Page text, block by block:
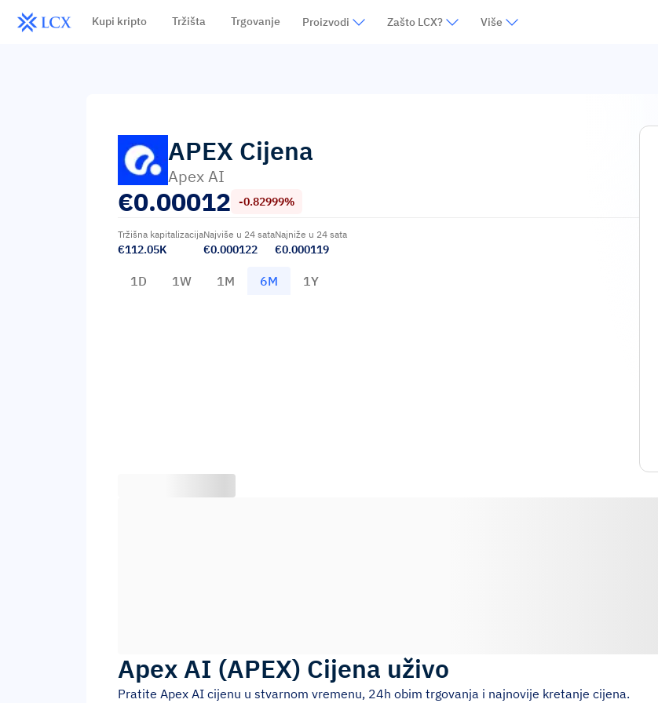
Kupi kripto Tržišta Trgovanje Proizvodi Zašto LCX? Više
APEX Cijena
Apex AI
€0.00012 -0.82999%
Tržišna kapitalizacija
€112.05K
Najviše u 24 sata
€0.000122
Najniže u 24 sata
€0.000119
1D 1W 1M 6M 1Y
Apex AI (APEX) Cijena uživo
Pratite Apex AI cijenu u stvarnom vremenu, 24h obim trgovanja i najnovije kretanje cijena.